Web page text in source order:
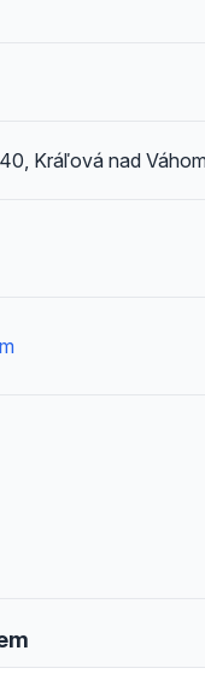
Kráľová nad